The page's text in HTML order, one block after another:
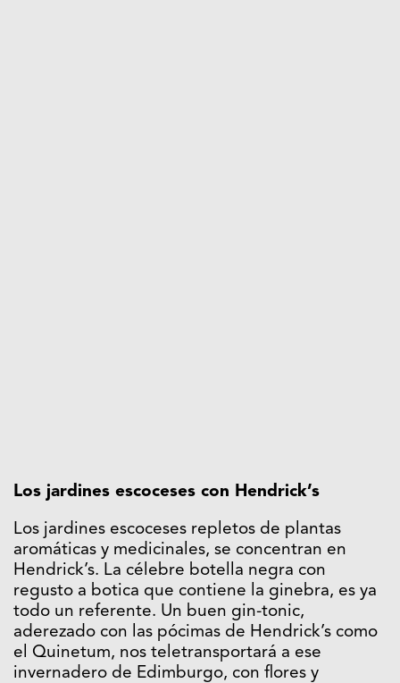
Los jardines escoceses con Hendrick’s
Los jardines escoceses repletos de plantas
aromáticas y medicinales, se concentran en
Hendrick’s. La célebre botella negra con
regusto a botica que contiene la ginebra, es ya
todo un referente. Un buen gin-tonic,
aderezado con las pócimas de Hendrick’s como
el Quinetum, nos teletransportará a ese
invernadero de Edimburgo, con flores y